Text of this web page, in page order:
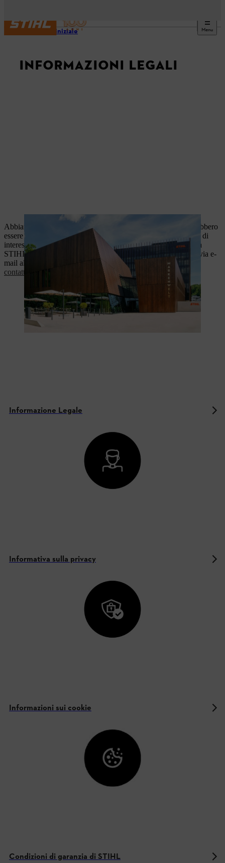
Menu
Pagina iniziale
INFORMAZIONI LEGALI
Abbiamo raccolto per voi alcune informazioni legali che potrebbero
essere rilevanti per l'acquisto di uno dei nostri prodotti, in caso di
interesse per uno dei nostri prodotti o in generale in relazione a
STIHL. Se avete domande in merito, non esitate a contattarci via e-
mail all'indirizzo
info@stihl.ch o tramite il nostro
modulo di
contatto
Informazione Legale
Informativa sulla privacy
Informazioni sui cookie
Condizioni di garanzia di STIHL